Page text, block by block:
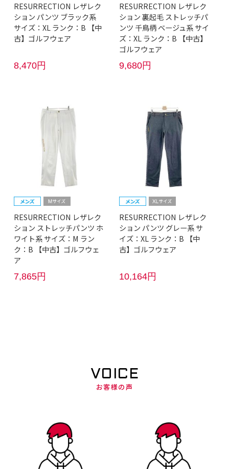
RESURRECTION レザレク
ション パンツ ブラック系
サイズ：XL ランク：B 【中
古】ゴルフウェア
8,470円
RESURRECTION レザレク
ション 裏起毛 ストレッチパ
ンツ 千鳥柄 ベージュ系 サイ
ズ：XL ランク：B 【中古】
ゴルフウェア
9,680円
RESURRECTION レザレク
ション ストレッチパンツ ホ
ワイト系 サイズ：M ラン
ク：B 【中古】ゴルフウェ
ア
7,865円
RESURRECTION レザレク
ション パンツ グレー系 サ
イズ：XL ランク：B 【中
古】ゴルフウェア
10,164円
VOICE
お客様の声